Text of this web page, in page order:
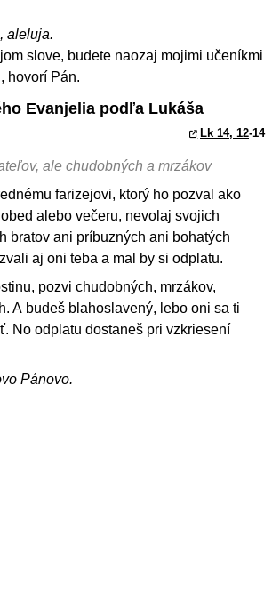
aleluja.
slove, budete naozaj mojimi učeníkmi
hovorí Pán.
Evanjelia podľa Lukáša
Lk 14, 12-14
ale chudobných a mrzákov
farizejovi, ktorý ho pozval ako
alebo večeru, nevolaj svojich
bratov ani príbuzných ani bohatých
aj oni teba a mal by si odplatu.
pozvi chudobných, mrzákov,
A budeš blahoslavený, lebo oni sa ti
No odplatu dostaneš pri vzkriesení
Pánovo.